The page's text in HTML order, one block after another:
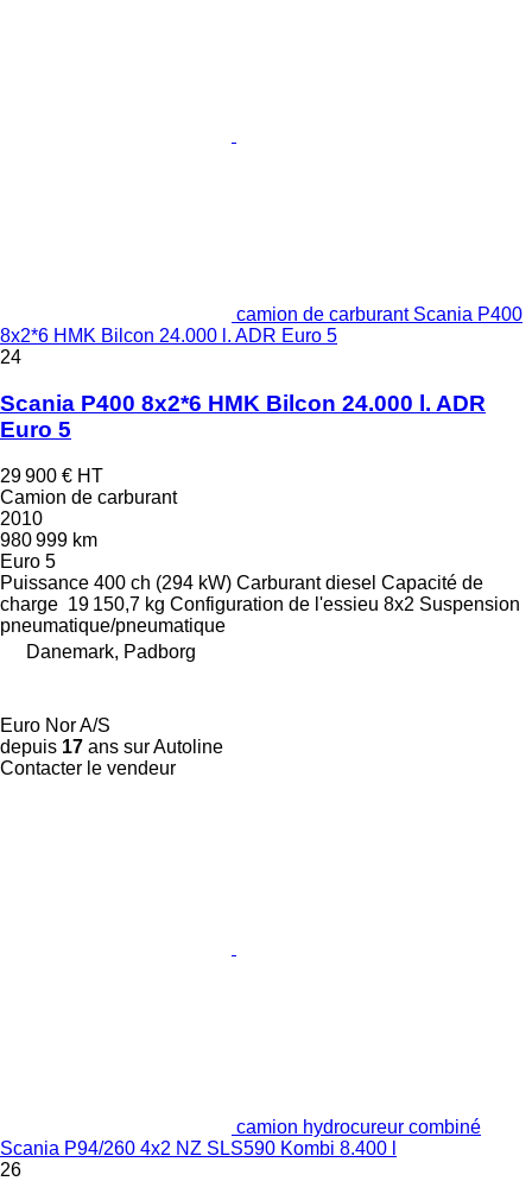
camion de carburant Scania P400
8x2*6 HMK Bilcon 24.000 l. ADR Euro 5
24
Scania P400 8x2*6 HMK Bilcon 24.000 l. ADR
Euro 5
29 900 € HT
Camion de carburant
2010
980 999 km
Euro 5
Puissance 400 ch (294 kW) Carburant diesel Capacité de
charge 19 150,7 kg Configuration de l'essieu 8x2 Suspension
pneumatique/pneumatique
Danemark, Padborg
Euro Nor A/S
depuis 17 ans sur Autoline
Contacter le vendeur
camion hydrocureur combiné
Scania P94/260 4x2 NZ SLS590 Kombi 8.400 l
26